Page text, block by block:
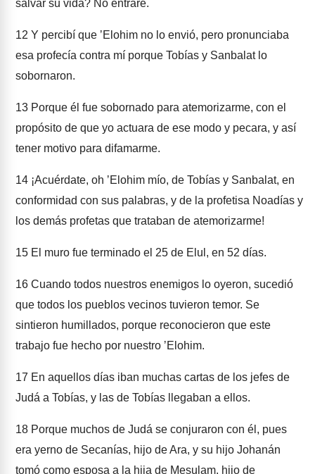
salvar su vida? No entraré.
12 Y percibí que ʼElohim no lo envió, pero pronunciaba
esa profecía contra mí porque Tobías y Sanbalat lo
sobornaron.
13 Porque él fue sobornado para atemorizarme, con el
propósito de que yo actuara de ese modo y pecara, y así
tener motivo para difamarme.
14 ¡Acuérdate, oh ʼElohim mío, de Tobías y Sanbalat, en
conformidad con sus palabras, y de la profetisa Noadías y
los demás profetas que trataban de atemorizarme!
15 El muro fue terminado el 25 de Elul, en 52 días.
16 Cuando todos nuestros enemigos lo oyeron, sucedió
que todos los pueblos vecinos tuvieron temor. Se
sintieron humillados, porque reconocieron que este
trabajo fue hecho por nuestro ʼElohim.
17 En aquellos días iban muchas cartas de los jefes de
Judá a Tobías, y las de Tobías llegaban a ellos.
18 Porque muchos de Judá se conjuraron con él, pues
era yerno de Secanías, hijo de Ara, y su hijo Johanán
tomó como esposa a la hija de Mesulam, hijo de